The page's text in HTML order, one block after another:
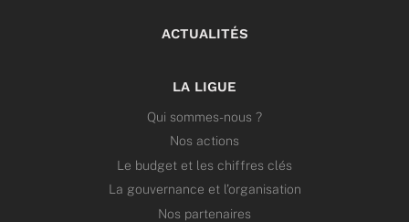
ACTUALITÉS
LA LIGUE
Qui sommes-nous ?
Nos actions
Le budget et les chiffres clés
La gouvernance et l’organisation
Nos partenaires